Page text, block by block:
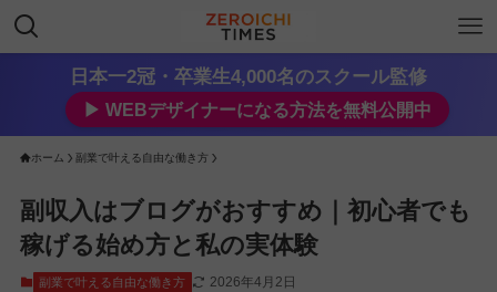
日本一2冠・卒業生4,000名のスクール監修
▶︎ WEBデザイナーになる方法を無料公開中
ホーム 副業で叶える自由な働き方
副収入はブログがおすすめ｜初心者でも
稼げる始め方と私の実体験
副業で叶える自由な働き方 2026年4月2日